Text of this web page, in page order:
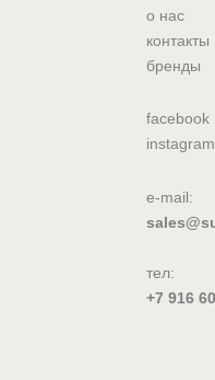
о нас
контакты
бренды
facebook
instagram
e-mail:
тел:
+7 916